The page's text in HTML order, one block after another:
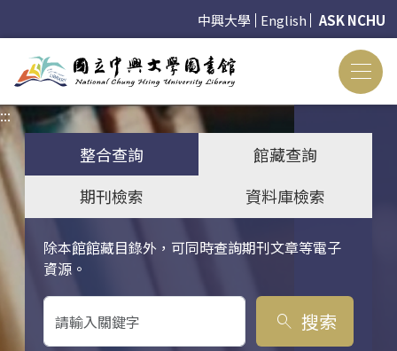
中興大學 English ASK NCHU
:::
整合查詢
館藏查詢
期刊檢索
資料庫檢索
除本館館藏目錄外，可同時查詢期刊文章等電子
資源。
關鍵字搜尋
search 搜索